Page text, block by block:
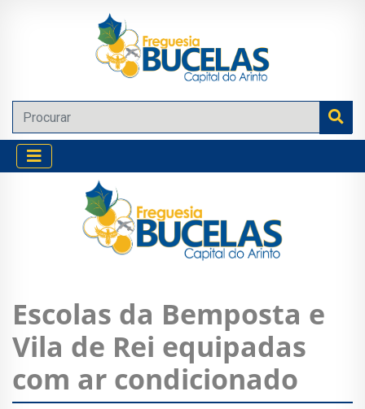
Escolas da Bemposta e
Vila de Rei equipadas
com ar condicionado